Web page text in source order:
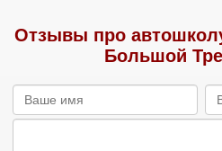
Отзывы про
Большой